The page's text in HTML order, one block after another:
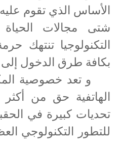
الأساس الذي تقوم
شتى مجالات
التكنولوجيا تنتهك
بكافة طرق الدخول إلى
و تعد خصوصية
الهاتفية حق من
تحديات كبيرة في
للتطور التكنولوجي